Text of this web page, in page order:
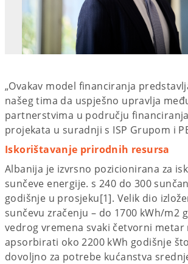
„Ovakav model financiranja
našeg tima da uspješno upravlja
partnerstvima u području
projekata u suradnji s ISP Grupom i
Iskorištavanje prirodnih resursa
Albanija je izvrsno pozicionirana za
sunčeve energije. s 240 do 300
godišnje u prosjeku[1]. Velik dio
sunčevu zračenju – do 1700 kWh/m2
vedrog vremena svaki četvorni metar
apsorbirati oko 2200 kWh godišnje
dovoljno za potrebe kućanstva